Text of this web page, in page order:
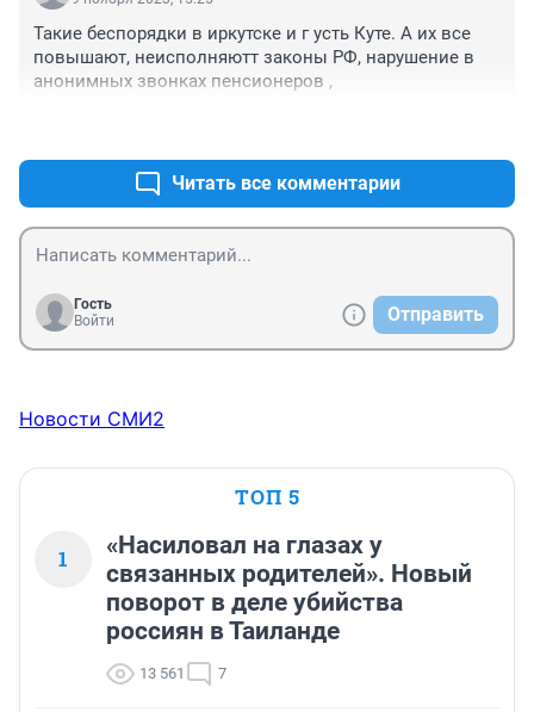
Такие беспорядки в иркутске и г усть Куте. А их все
повышают, неисполняютт законы РФ, нарушение в
анонимных звонках пенсионеров ,
Читать все комментарии
Гость
Войти
Отправить
Новости СМИ2
ТОП 5
1
«Насиловал на глазах у
связанных родителей». Новый
поворот в деле убийства
россиян в Таиланде
13 561 7